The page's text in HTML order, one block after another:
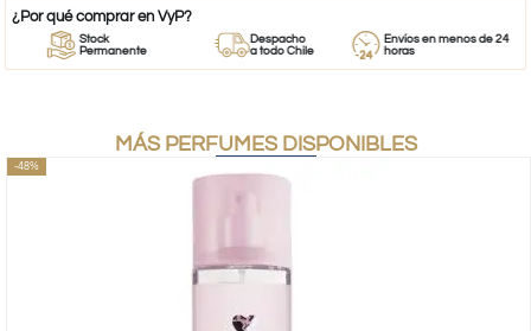
¿Por qué comprar en VyP?
Stock
Permanente
Despacho
a todo Chile
Envíos en menos de 24
horas
MÁS PERFUMES DISPONIBLES
-48%